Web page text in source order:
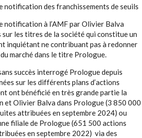
notification des franchissements de seuils
notification à l’AMF par Olivier Balva
sur les titres de la société qui constitue un
inquiétant ne contribuant pas à redonner
marché dans le titre Prologue.
sans succès interrogé Prologue depuis
sur les différents plans d’actions
ont bénéficié en très grande partie la
et Olivier Balva dans Prologue (3 850 000
attribuées en septembre 2024) ou
filiale de Prologue (651 500 actions
en septembre 2022) via des